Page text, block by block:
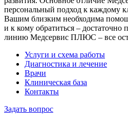
персональный подход к каждому
Вашим близким необходима
и к кому обратиться – достаточно
линию Медсервис ПЛЮС – все
Услуги и схема работы
Диагностика и лечение
Врачи
Клиническая база
Контакты
Задать вопрос